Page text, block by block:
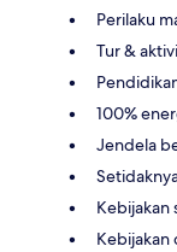
Perilaku
Tur &
100%
Jendela
Kebijakan
Kebijakan